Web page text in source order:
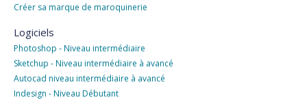
Créer sa marque de maroquinerie
Logiciels
Photoshop - Niveau intermédiaire
Sketchup - Niveau intermédiaire à avancé
Autocad niveau intermédiaire à avancé
Indesign - Niveau Débutant